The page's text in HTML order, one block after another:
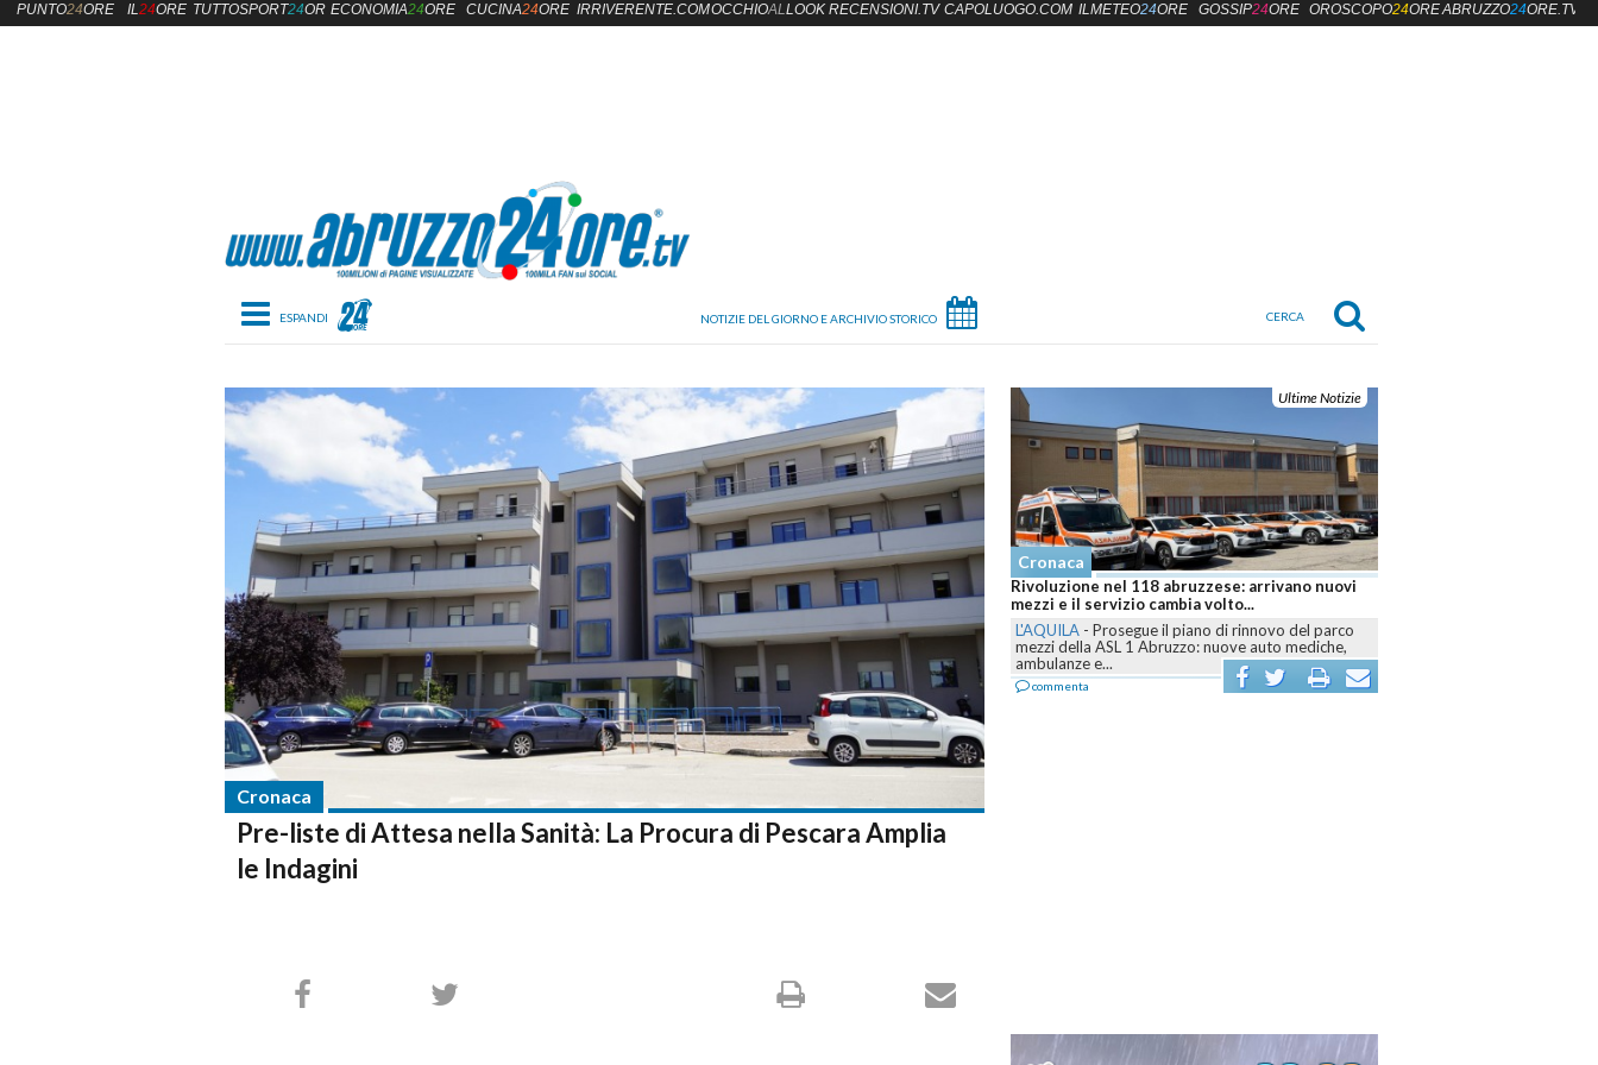
Toggle navigation
Cronaca
Pre-liste di Attesa nella Sanità: La Procura di Pescara Amplia
le Indagini
Ultime Notizie
Cronaca
Rivoluzione nel 118 abruzzese: arrivano nuovi
mezzi e il servizio cambia volto...
L'AQUILA - Prosegue il piano di rinnovo del parco
mezzi della ASL 1 Abruzzo: nuove auto mediche,
ambulanze e...
commenta
PUNTO24ORE IL24ORE TUTTOSPORT24OREECONOMIA24ORE CUCINA24ORE IRRIVERENTE.COMOCCHIOALLOOK RECENSIONI.TV CAPOLUOGO.COM ILMETEO24ORE GOSSIP24ORE OROSCOPO24OREABRUZZO24ORE.TV